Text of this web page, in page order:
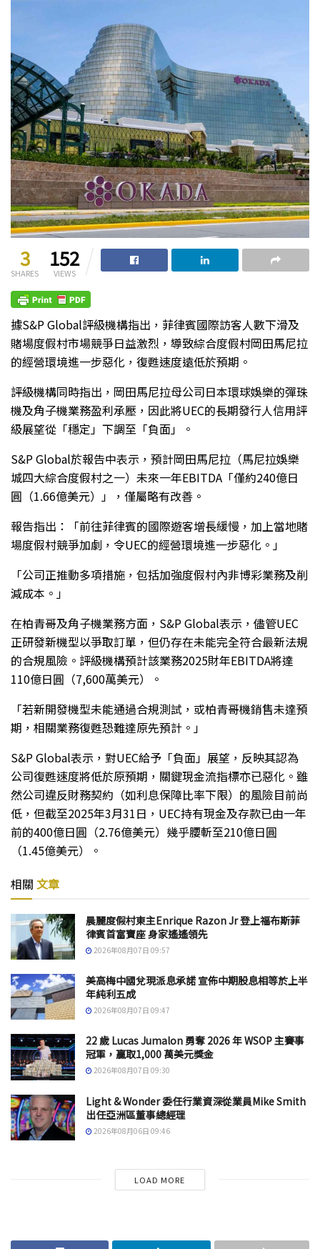
3
SHARES
152
VIEWS
據S&P Global評級機構指出，菲律賓國際訪客人數下滑及
賭場度假村市場競爭日益激烈，導致綜合度假村岡田馬尼拉
的經營環境進一步惡化，復甦速度遠低於預期。
評級機構同時指出，岡田馬尼拉母公司日本環球娛樂的彈珠
機及角子機業務盈利承壓，因此將UEC的長期發行人信用評
級展望從「穩定」下調至「負面」。
S&P Global於報告中表示，預計岡田馬尼拉（馬尼拉娛樂
城四大綜合度假村之一）未來一年EBITDA「僅約240億日
圓（1.66億美元）」，僅屬略有改善。
報告指出：「前往菲律賓的國際遊客增長緩慢，加上當地賭
場度假村競爭加劇，令UEC的經營環境進一步惡化。」
「公司正推動多項措施，包括加強度假村內非博彩業務及削
減成本。」
在柏青哥及角子機業務方面，S&P Global表示，儘管UEC
正研發新機型以爭取訂單，但仍存在未能完全符合最新法規
的合規風險。評級機構預計該業務2025財年EBITDA將達
110億日圓（7,600萬美元）。
「若新開發機型未能通過合規測試，或柏青哥機銷售未達預
期，相關業務復甦恐難達原先預計。」
S&P Global表示，對UEC給予「負面」展望，反映其認為
公司復甦速度將低於原預期，關鍵現金流指標亦已惡化。雖
然公司違反財務契約（如利息保障比率下限）的風險目前尚
低，但截至2025年3月31日，UEC持有現金及存款已由一年
前的400億日圓（2.76億美元）幾乎腰斬至210億日圓
（1.45億美元）。
相關 文章
晨麗度假村東主Enrique Razon Jr 登上福布斯菲
律賓首富寶座 身家遙遙領先
2026年08月07日 09:57
美高梅中國兌現派息承諾 宣佈中期股息相等於上半
年純利五成
2026年08月07日 09:47
22 歲 Lucas Jumalon 勇奪 2026 年 WSOP 主賽事
冠軍，贏取1,000 萬美元獎金
2026年08月07日 09:30
Light & Wonder 委任行業資深從業員Mike Smith
出任亞洲區董事總經理
2026年08月06日 09:46
LOAD MORE